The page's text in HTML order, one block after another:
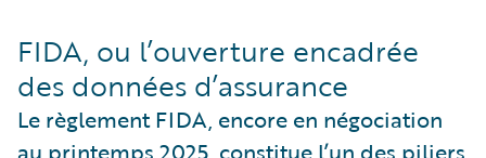
FIDA, ou l’ouverture encadrée
des données d’assurance
Le règlement FIDA, encore en négociation
au printemps 2025, constitue l’un des piliers